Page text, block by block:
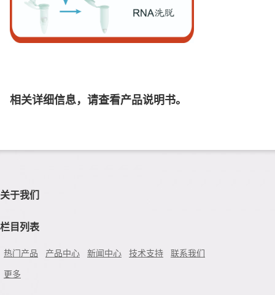
相关详细信息，请查看产品说明书。
关于我们
栏目列表
热门产品 产品中心 新闻中心 技术支持 联系我们
更多